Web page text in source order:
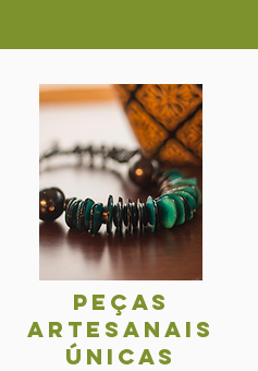
Peças
Artesanais
únicas